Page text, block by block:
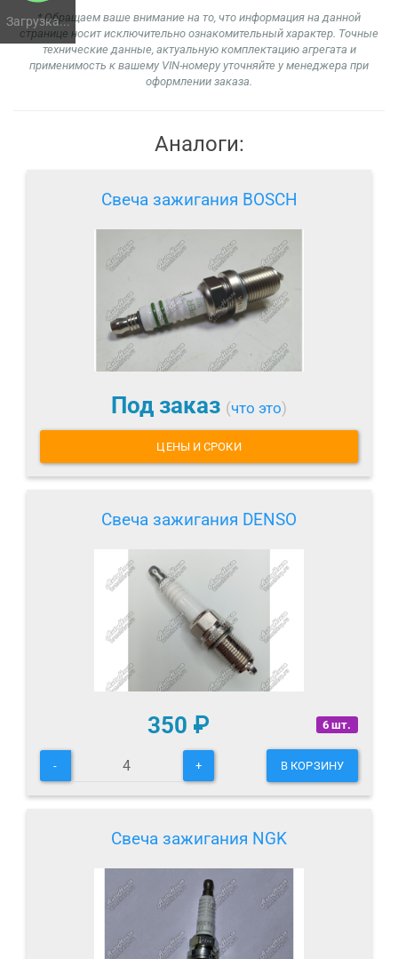
Загрузка...* Обращаем ваше внимание на то, что информация на данной
странице носит исключительно ознакомительный характер. Точные
технические данные, актуальную комплектацию агрегата и
применимость к вашему VIN-номеру уточняйте у менеджера при
оформлении заказа.
Аналоги:
Свеча зажигания BOSCH
Под заказ (что это)
ЦЕНЫ И СРОКИ
Свеча зажигания DENSO
6 шт.
350 ₽
- + В КОРЗИНУ
Свеча зажигания NGK